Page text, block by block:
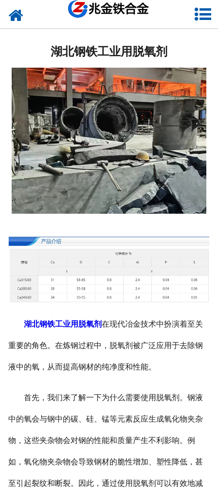
网站首页
湖北金属硅
湖北碳化硅
湖北铬铁
湖北球化剂
湖北增碳剂
湖北钢铁工业用脱氧剂
湖北钢铁工业用脱氧剂在现代冶金技术中扮演着至关
重要的角色。在炼钢过程中，脱氧剂被广泛应用于去除钢
液中的氧，从而提高钢材的纯净度和性能。
首先，我们来了解一下为什么需要使用脱氧剂。钢液
中的氧会与钢中的碳、硅、锰等元素反应生成氧化物夹杂
物，这些夹杂物会对钢的性能和质量产生不利影响。例
如，氧化物夹杂物会导致钢材的脆性增加、塑性降低，甚
至引起裂纹和断裂。因此，通过使用脱氧剂可以有效地减